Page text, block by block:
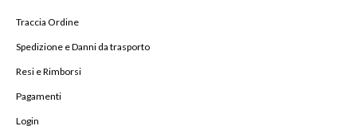
Traccia Ordine
Spedizione e Danni da trasporto
Resi e Rimborsi
Pagamenti
Login